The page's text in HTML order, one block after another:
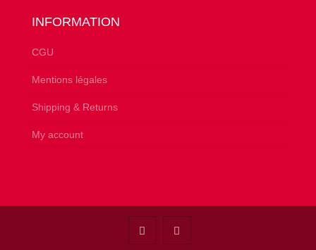
INFORMATION
CGU
Mentions légales
Shipping & Returns
My account